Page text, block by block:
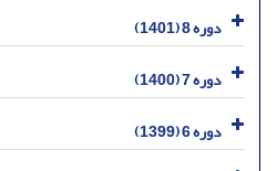
دوره 8 (1401)
دوره 7 (1400)
دوره 6 (1399)